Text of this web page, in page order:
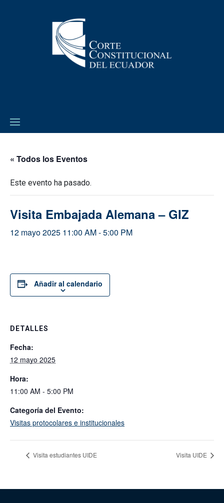
« Todos los Eventos
Este evento ha pasado.
Visita Embajada Alemana – GIZ
12 mayo 2025 11:00 AM-5:00 PM
Añadir al calendario
DETALLES
Fecha:
12 mayo 2025
Hora:
11:00 AM - 5:00 PM
Categoría del Evento:
Visitas protocolares e institucionales
Visita estudiantes UIDE Visita UIDE